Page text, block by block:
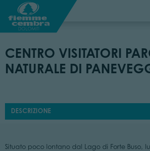
CENTRO VISITATORI
NATURALE DI
DESCRIZIONE
Situato poco lontano dal Lago di Forte Buso,